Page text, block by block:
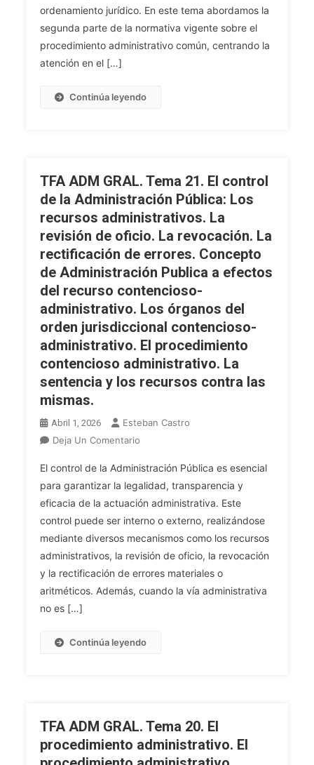
El
Procedimiento
Administrativo
Administraciones
Interesado
En
El
Procedimiento.
Tramitación
Ordinaria
Del
Procedimiento:
Iniciación;
Ordenación;
Instrucción
Y
Finalización.
Del
Revisión
De
Los
Actos
En
Vía
Administrativa:
La
Oficio
En
Los
ordenamiento jurídico. En este tema abordamos la
segunda parte de la normativa vigente sobre el
procedimiento administrativo común, centrando la
atención en el […]
Continúa leyendo
TFA ADM GRAL. Tema 21. El control
de la Administración Pública: Los
recursos administrativos. La
revisión de oficio. La revocación. La
rectificación de errores. Concepto
de Administración Publica a efectos
del recurso contencioso-
administrativo. Los órganos del
orden jurisdiccional contencioso-
administrativo. El procedimiento
contencioso administrativo. La
sentencia y los recursos contra las
mismas.
Abril 1, 2026
Esteban Castro
Deja Un Comentario
ADM
GRAL.
Tema
21.
El
Control
Recursos
Oficio.
La
Revocación.
El control de la Administración Pública es esencial
para garantizar la legalidad, transparencia y
eficacia de la actuación administrativa. Este
control puede ser interno o externo, realizándose
mediante diversos mecanismos como los recursos
administrativos, la revisión de oficio, la revocación
y la rectificación de errores materiales o
aritméticos. Además, cuando la vía administrativa
no es […]
Continúa leyendo
TFA ADM GRAL. Tema 20. El
procedimiento administrativo. El